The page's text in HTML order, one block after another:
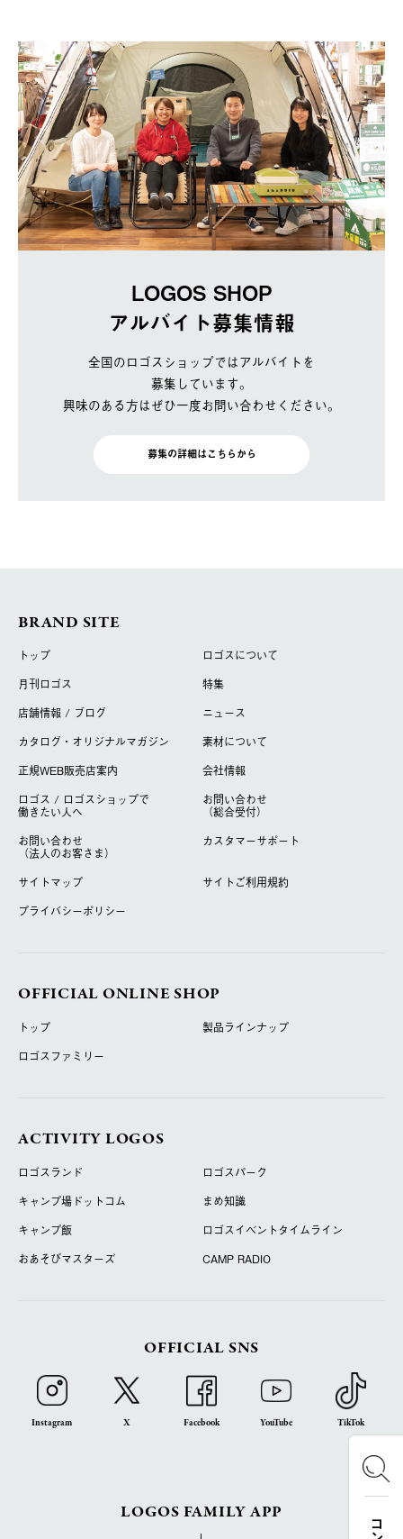
LOGOS SHOP
アルバイト募集情報
全国のロゴスショップではアルバイトを
募集しています。
興味のある方はぜひ一度お問い合わせください。
募集の詳細はこちらから
BRAND SITE
トップ
ロゴスについて
月刊ロゴス
特集
店舗情報 / ブログ
ニュース
カタログ・オリジナルマガジン
素材について
正規WEB販売店案内
会社情報
ロゴス / ロゴスショップで
働きたい人へ
お問い合わせ
（総合受付）
お問い合わせ
（法人のお客さま）
カスタマーサポート
サイトマップ
サイトご利用規約
プライバシーポリシー
OFFICIAL ONLINE SHOP
トップ
製品ラインナップ
ロゴスファミリー
ACTIVITY LOGOS
ロゴスランド
ロゴスパーク
キャンプ場ドットコム
まめ知識
キャンプ飯
ロゴスイベントタイムライン
おあそびマスターズ
CAMP RADIO
OFFICIAL SNS
Instagram X Facebook YouTube TikTok
LOGOS FAMILY APP